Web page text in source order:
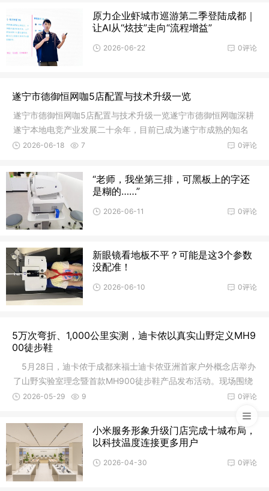
原力企业虾城市巡游第二季登陆成都｜
让AI从“炫技”走向“流程增益”
0评论
2026-06-22
遂宁市德御恒网咖5店配置与技术升级一览
遂宁市德御恒网咖5店配置与技术升级一览遂宁市德御恒网咖深耕
遂宁本地电竞产业发展二十余年，目前已成为遂宁市成熟的知名
网咖连
0评论
2026-06-18 7
“老师，我坐第三排，可黑板上的字还
是糊的……”
0评论
2026-06-11
新眼镜看地板不平？可能是这3个参数
没配准！
0评论
2026-06-10
5万次弯折、1,000公里实测，迪卡侬以真实山野定义MH9
00徒步鞋
5月28日，迪卡侬于成都来福士迪卡侬亚洲首家户外概念店举办
了山野实验室理念暨首款MH900徒步鞋产品发布活动。现场围绕
从实验室
0评论
2026-05-29 9
小米服务形象升级门店完成十城布局，
以科技温度连接更多用户
0评论
2026-04-30